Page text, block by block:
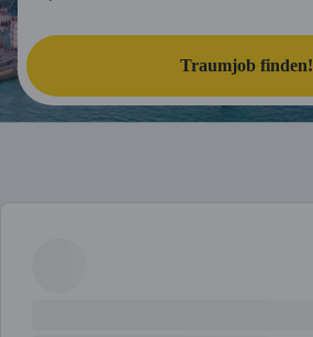
Traumjob finden!